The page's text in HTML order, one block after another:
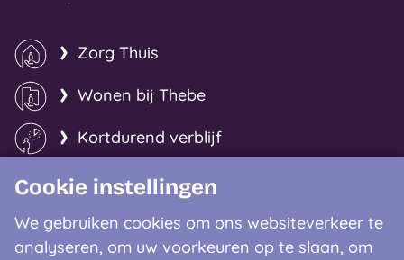
Cookie instellingen
We gebruiken cookies om ons websiteverkeer te
analyseren, om uw voorkeuren op te slaan, om
Zorg Thuis
Wonen bij Thebe
Kortdurend verblijf
Specialistische zorg
Slimme oplossingen